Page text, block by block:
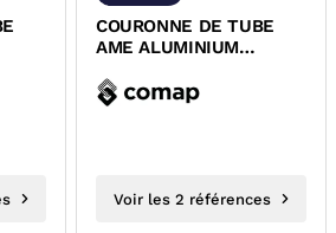
COURONNE DE TUBE
AME ALUMINIUM
ROUGE COMAP
Voir les 2 références